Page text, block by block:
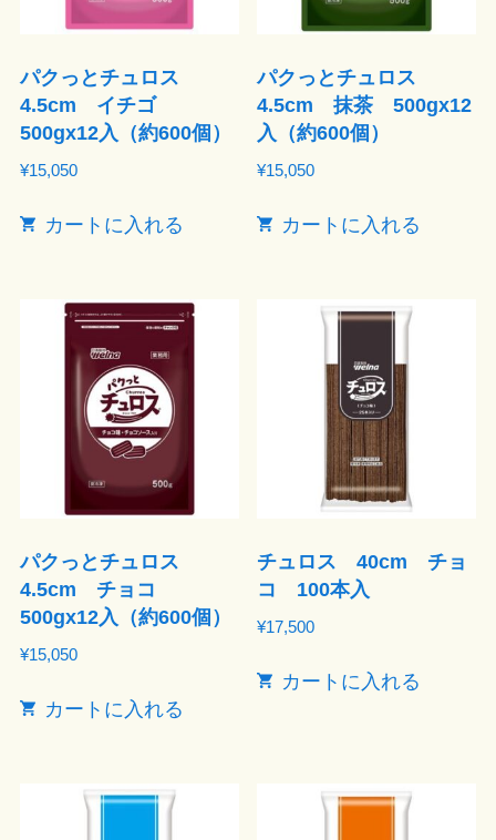
パクっとチュロス
4.5cm イチゴ
500gx12入（約600個）
¥15,050
カートに入れる
パクっとチュロス
4.5cm 抹茶 500gx12
入（約600個）
¥15,050
カートに入れる
パクっとチュロス
4.5cm チョコ
500gx12入（約600個）
¥15,050
カートに入れる
チュロス 40cm チョ
コ 100本入
¥17,500
カートに入れる